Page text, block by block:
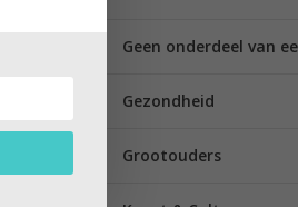
Geen onderdeel van
Gezondheid
Grootouders